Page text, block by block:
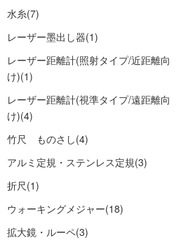
水糸(7)
レーザー墨出し器(1)
レーザー距離計(照射タイプ/近距離向
け)(1)
レーザー距離計(視準タイプ/遠距離向
け)(4)
竹尺 ものさし(4)
アルミ定規・ステンレス定規(3)
折尺(1)
ウォーキングメジャー(18)
拡大鏡・ルーペ(3)